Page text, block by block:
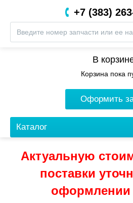
8 (800)
+7 (383)
В
Корзина пока
Оформить
Каталог
Актуальную
поставки
оформлении